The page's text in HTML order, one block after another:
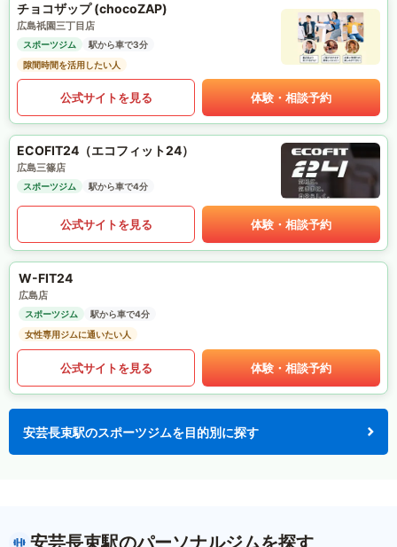
チョコザップ (chocoZAP)
広島祇園三丁目店
スポーツジム
駅から車で3分
隙間時間を活用したい人
公式サイトを見る 体験・相談予約
ECOFIT24（エコフィット24）
広島三篠店
スポーツジム 駅から車で4分
公式サイトを見る 体験・相談予約
W-FIT24
広島店
スポーツジム
駅から車で4分
女性専用ジムに通いたい人
公式サイトを見る 体験・相談予約
安芸長束駅のスポーツジムを目的別に探す